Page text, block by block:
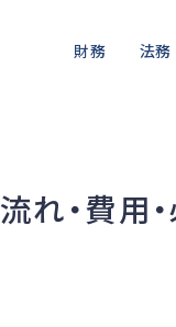
財務
資産売却
法務
訴訟
れ・費用